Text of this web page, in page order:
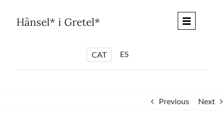
content
Hänsel* i Gretel*
CAT ES
Previous Next